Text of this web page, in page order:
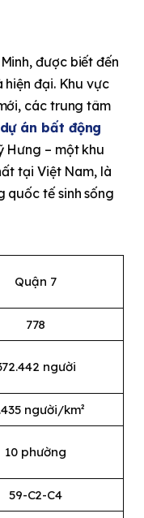
được biết đến
hiện đại. Khu vực
các trung tâm
dự án bất động
Hưng – một khu
tại Việt Nam, là
quốc tế sinh sống
Quận 7
778
người
người/km²
10 phường
59-C2-C4